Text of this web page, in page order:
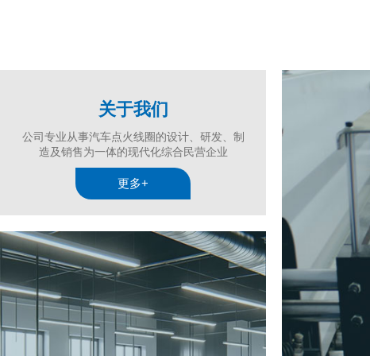
关于我们
公司专业从事汽车点火线圈的设计、研发、制
造及销售为一体的现代化综合民营企业
更多+